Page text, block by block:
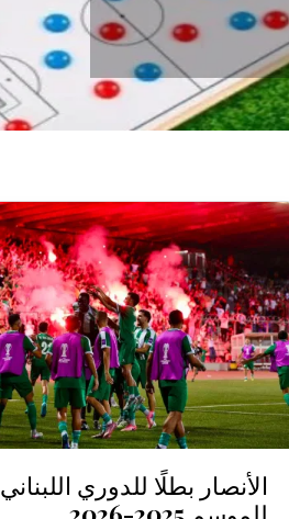
الأنصار بطلًا للدوري اللبناني